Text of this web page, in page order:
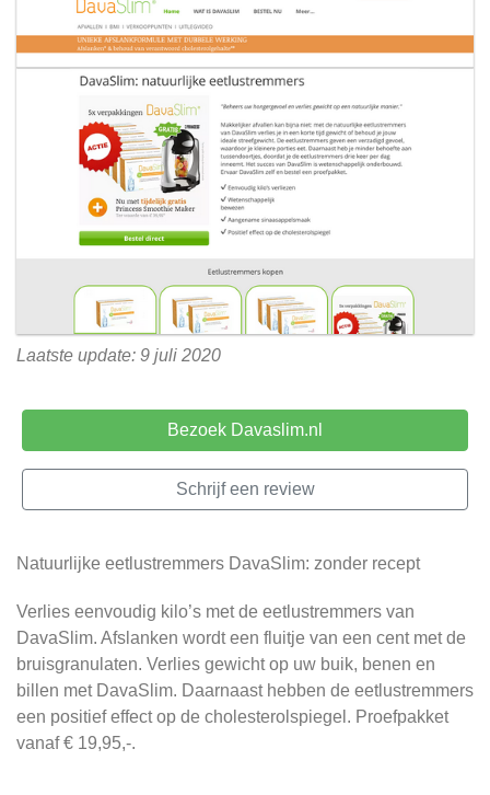
Laatste update: 9 juli 2020
Bezoek Davaslim.nl
Schrijf een review
Natuurlijke eetlustremmers DavaSlim: zonder recept
Verlies eenvoudig kilo’s met de eetlustremmers van
DavaSlim. Afslanken wordt een fluitje van een cent met de
bruisgranulaten. Verlies gewicht op uw buik, benen en
billen met DavaSlim. Daarnaast hebben de eetlustremmers
een positief effect op de cholesterolspiegel. Proefpakket
vanaf € 19,95,-.